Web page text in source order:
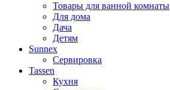
Товары для ванной комнаты
Для дома
Дача
Детям
Sunnex
Сервировка
Tassen
Кухня